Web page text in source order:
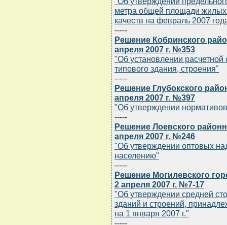
метра общей площади жилых
качеств на февраль 2007
-----
Решение Кобринского
апреля 2007 г. №353
"Об установлении расчетной
типового здания, строения"
-----
Решение Глубокского
апреля 2007 г. №397
"Об утверждении
-----
Решение Лоевского
апреля 2007 г. №246
"Об утверждении оптовых
населению"
-----
Решение Могилевского
2 апреля 2007 г. №7-17
"Об утверждении средней
зданий и строений,
на 1 января 2007 г."
-----